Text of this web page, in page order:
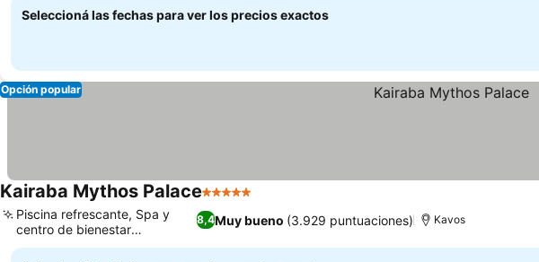
Seleccioná las fechas para ver los precios exactos
Opción popular
Kairaba Mythos Palace5 Estrellas
8,4Muy bueno (3.929 puntuaciones)
Piscina refrescante, Spa y
centro de bienestar
revitalizantes
Kavos